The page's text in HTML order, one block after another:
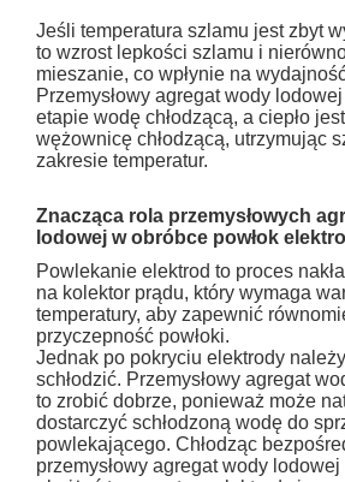
Jeśli temperatura szlamu jest zbyt
to wzrost lepkości szlamu i
mieszanie, co wpłynie na
Przemysłowy agregat wody
etapie wodę chłodzącą, a ciepło
wężownicę chłodzącą, utrzymując
zakresie temperatur.
Znacząca rola przemysłowych
lodowej w obróbce powłok
Powlekanie elektrod to proces
na kolektor prądu, który wymaga
temperatury, aby zapewnić
przyczepność powłoki.
Jednak po pokryciu elektrody
schłodzić. Przemysłowy agregat
to zrobić dobrze, ponieważ może
dostarczyć schłodzoną wodę do
powlekającego. Chłodząc
przemysłowy agregat wody